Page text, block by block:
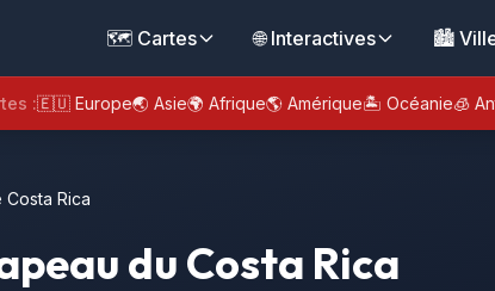
🗺️ Cartes 🌐 Interactives 🏙️
:🇪🇺 Europe🌏 Asie🌍 Afrique🌎 Amérique🏝️ Océanie🧊
Rica
du Costa Rica